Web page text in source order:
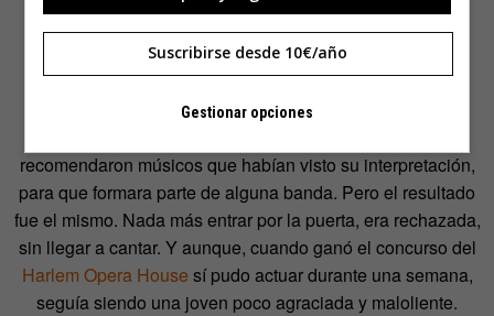
El premio implicaba poder actuar la semana siguiente
entera, pero no se lo permitieron. Iba mal vestida y
desaseada, porque no tenía un sitio donde vivir. Y no
recomendaron músicos que habían visto su interpretación,
para que formara parte de alguna banda. Pero el resultado
fue el mismo. Nada más entrar por la puerta, era rechazada,
sin llegar a cantar. Y aunque, cuando ganó el concurso del
Harlem Opera House sí pudo actuar durante una semana,
seguía siendo una joven poco agraciada y maloliente.
Suscribirse desde 10€/año
Gestionar opciones